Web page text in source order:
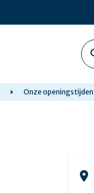
Onze openingstijden